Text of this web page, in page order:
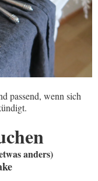
passend, wenn sich
anders)